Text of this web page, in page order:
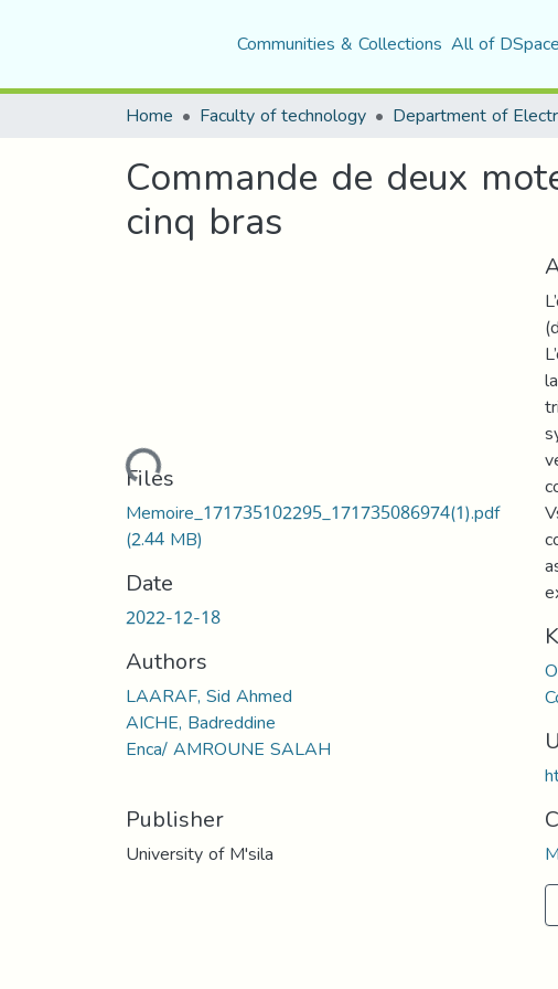
Communities & Collections All of DSpace
Home Faculty of technology
Commande de deux
cinq bras
Loading...
Files
Memoire_171735102295_171735086974(1).pdf
(2.44 MB)
Date
2022-12-18
Authors
LAARAF, Sid Ahmed
AICHE, Badreddine
Enca/ AMROUNE SALAH
Publisher
University of M'sila